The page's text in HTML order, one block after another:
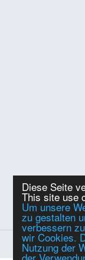
Diese Seite
This site use
Um unsere
zu gestalten
verbessern
wir Cookies.
Nutzung der